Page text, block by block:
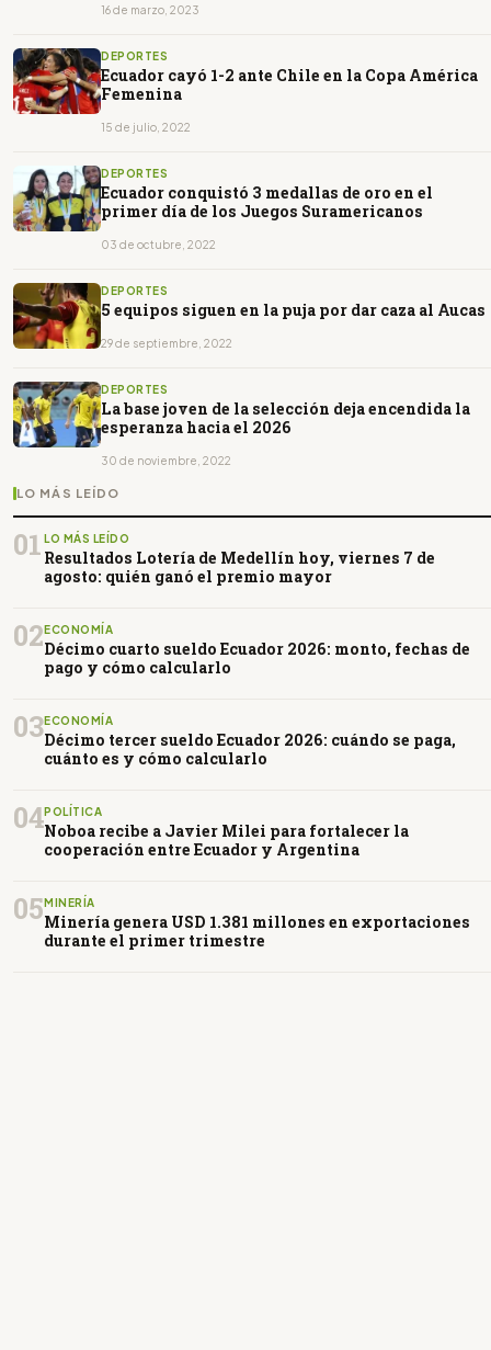
16 de marzo, 2023
DEPORTES
Ecuador cayó 1-2 ante Chile en la Copa América
Femenina
15 de julio, 2022
DEPORTES
Ecuador conquistó 3 medallas de oro en el
primer día de los Juegos Suramericanos
03 de octubre, 2022
DEPORTES
5 equipos siguen en la puja por dar caza al Aucas
29 de septiembre, 2022
DEPORTES
La base joven de la selección deja encendida la
esperanza hacia el 2026
30 de noviembre, 2022
LO MÁS LEÍDO
01 LO MÁS LEÍDO
Resultados Lotería de Medellín hoy, viernes 7 de
agosto: quién ganó el premio mayor
02 ECONOMÍA
Décimo cuarto sueldo Ecuador 2026: monto, fechas de
pago y cómo calcularlo
03ECONOMÍA
Décimo tercer sueldo Ecuador 2026: cuándo se paga,
cuánto es y cómo calcularlo
04POLÍTICA
Noboa recibe a Javier Milei para fortalecer la
cooperación entre Ecuador y Argentina
05 MINERÍA
Minería genera USD 1.381 millones en exportaciones
durante el primer trimestre